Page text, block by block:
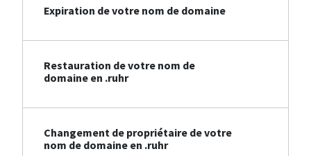
Expiration de votre nom de domaine
Restauration de votre nom de
domaine en .ruhr
Changement de propriétaire de votre
nom de domaine en .ruhr